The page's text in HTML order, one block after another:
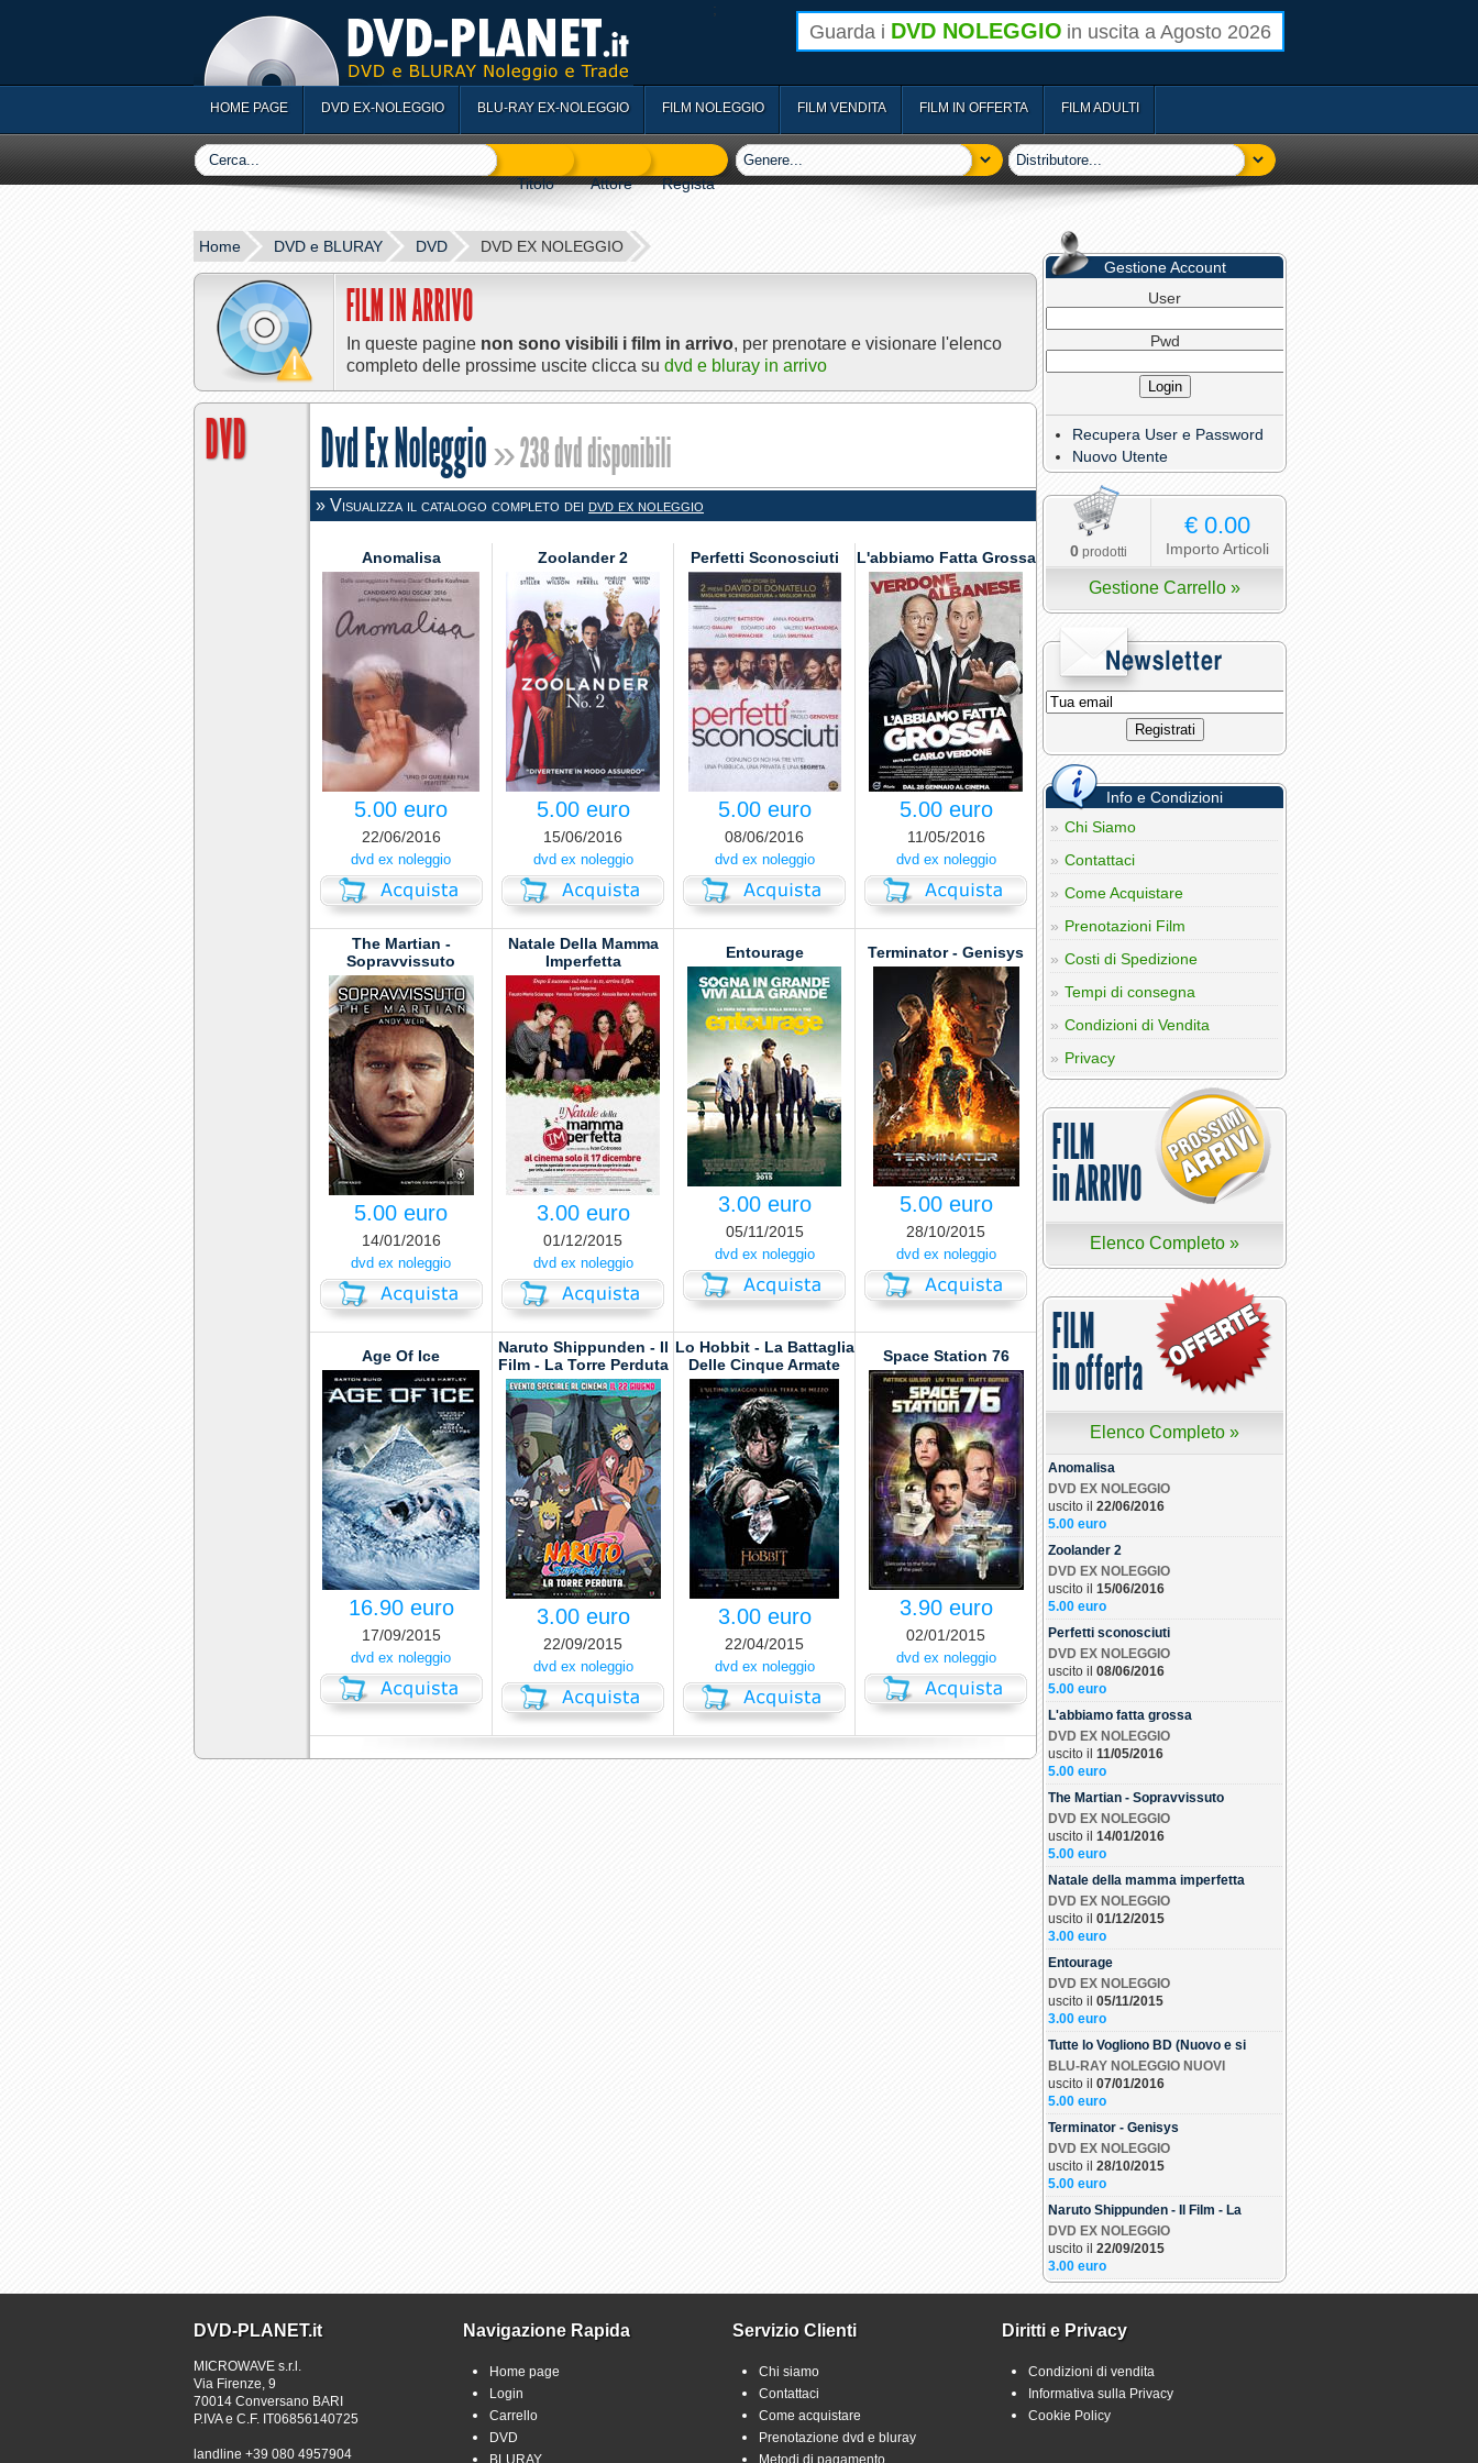
Guarda i DVD NOLEGGIO in uscita a Agosto 2026
;
HOME PAGE DVD EX-NOLEGGIO BLU-RAY EX-NOLEGGIO FILM NOLEGGIO FILM VENDITA FILM IN OFFERTA FILM ADULTI
Home DVD e BLURAY DVD DVD EX NOLEGGIO
FILM IN ARRIVO
In queste pagine non sono visibili i film in arrivo, per prenotare e visionare l'elenco
completo delle prossime uscite clicca su dvd e bluray in arrivo
DVD Dvd Ex Noleggio» 238 dvd disponibili
» Visualizza il catalogo completo dei dvd ex noleggio
Anomalisa
5.00 euro
22/06/2016
dvd ex noleggio
Zoolander 2
5.00 euro
15/06/2016
dvd ex noleggio
Perfetti Sconosciuti
5.00 euro
08/06/2016
dvd ex noleggio
L'abbiamo Fatta Grossa
5.00 euro
11/05/2016
dvd ex noleggio
The Martian -
Sopravvissuto
5.00 euro
14/01/2016
dvd ex noleggio
Natale Della Mamma
Imperfetta
3.00 euro
01/12/2015
dvd ex noleggio
Entourage
3.00 euro
05/11/2015
dvd ex noleggio
Terminator - Genisys
5.00 euro
28/10/2015
dvd ex noleggio
Age Of Ice
16.90 euro
17/09/2015
dvd ex noleggio
Naruto Shippunden - Il
Film - La Torre Perduta
3.00 euro
22/09/2015
dvd ex noleggio
Lo Hobbit - La Battaglia
Delle Cinque Armate
3.00 euro
22/04/2015
dvd ex noleggio
Space Station 76
3.90 euro
02/01/2015
dvd ex noleggio
Gestione Account
User
Pwd
Recupera User e Password
Nuovo Utente
0prodotti
€ 0.00
Importo Articoli
Gestione Carrello »
Info e Condizioni
Chi Siamo
Contattaci
Come Acquistare
Prenotazioni Film
Costi di Spedizione
Tempi di consegna
Condizioni di Vendita
Privacy
FILM
in ARRIVO
Elenco Completo »
FILM
in offerta
Elenco Completo »
Anomalisa
DVD EX NOLEGGIO
uscito il 22/06/2016
5.00 euro
Zoolander 2
DVD EX NOLEGGIO
uscito il 15/06/2016
5.00 euro
Perfetti sconosciuti
DVD EX NOLEGGIO
uscito il 08/06/2016
5.00 euro
L'abbiamo fatta grossa
DVD EX NOLEGGIO
uscito il 11/05/2016
5.00 euro
The Martian - Sopravvissuto
DVD EX NOLEGGIO
uscito il 14/01/2016
5.00 euro
Natale della mamma imperfetta
DVD EX NOLEGGIO
uscito il 01/12/2015
3.00 euro
Entourage
DVD EX NOLEGGIO
uscito il 05/11/2015
3.00 euro
Tutte lo Vogliono BD (Nuovo e si
BLU-RAY NOLEGGIO NUOVI
uscito il 07/01/2016
5.00 euro
Terminator - Genisys
DVD EX NOLEGGIO
uscito il 28/10/2015
5.00 euro
Naruto Shippunden - Il Film - La
DVD EX NOLEGGIO
uscito il 22/09/2015
3.00 euro
DVD-PLANET.it
MICROWAVE s.r.l.
Via Firenze, 9
70014 Conversano BARI
P.IVA e C.F. IT06856140725
landline +39 080 4957904
Navigazione Rapida
Home page
Login
Carrello
DVD
BLURAY
Servizio Clienti
Chi siamo
Contattaci
Come acquistare
Prenotazione dvd e bluray
Metodi di pagamento
Diritti e Privacy
Condizioni di vendita
Informativa sulla Privacy
Cookie Policy